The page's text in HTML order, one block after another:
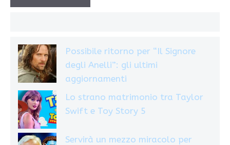
Possibile ritorno per “Il Signore
degli Anelli”: gli ultimi
aggiornamenti
Lo strano matrimonio tra Taylor
Swift e Toy Story 5
Servirà un mezzo miracolo per